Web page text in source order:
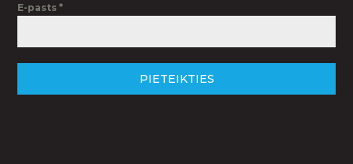
E-pasts*
PIETEIKTIES